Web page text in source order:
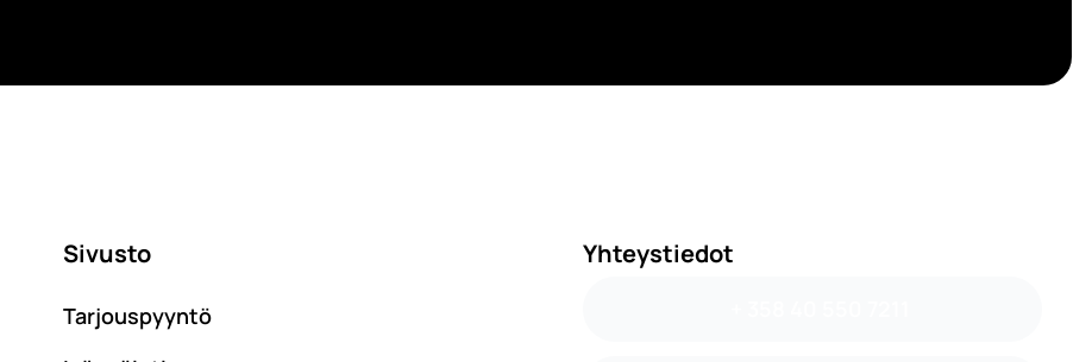
Sivusto
Tarjouspyyntö
Yhteystiedot